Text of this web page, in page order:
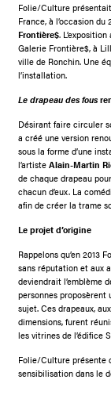
Folie/Culture
France, à l’occasion
Frontière$.
Galerie Frontière$, à
ville de Ronchin. Une
l’installation.
Le drapeau des fous
Désirant faire circuler
a créé une version
sous la forme d’une
l’artisteAlain-Martin
de chaque drapeau
chacun d’eux. La
afin de créer la trame
Le projet d’origine
Rappelons qu’en 2013
sans réputation et aux
deviendrait l’emblème
personnes proposèrent
sujet. Ces drapeaux,
dimensions, furent
les vitrines de l’édifice
Folie/Culture présente
sensibilisation dans le